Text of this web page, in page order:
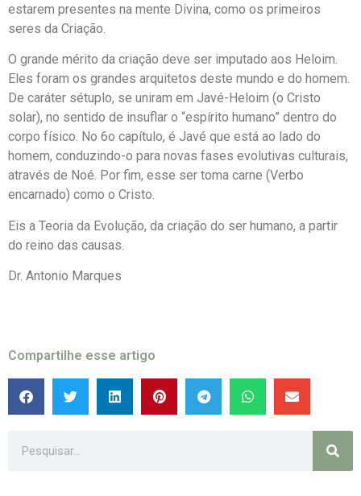
estarem presentes na mente Divina, como os primeiros
seres da Criação.
O grande mérito da criação deve ser imputado aos Heloim.
Eles foram os grandes arquitetos deste mundo e do homem.
De caráter sétuplo, se uniram em Javé-Heloim (o Cristo
solar), no sentido de insuflar o “espírito humano” dentro do
corpo físico. No 6o capítulo, é Javé que está ao lado do
homem, conduzindo-o para novas fases evolutivas culturais,
através de Noé. Por fim, esse ser toma carne (Verbo
encarnado) como o Cristo.
Eis a Teoria da Evolução, da criação do ser humano, a partir
do reino das causas.
Dr. Antonio Marques
Compartilhe esse artigo